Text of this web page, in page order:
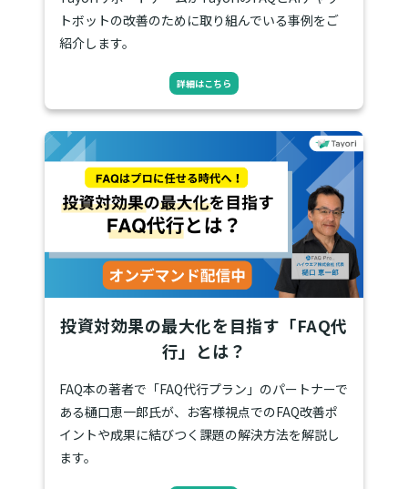
トボットの改善のために取り組んでいる事例をご
紹介します。
詳細はこちら
投資対効果の最大化を目指す「FAQ代
行」とは？
FAQ本の著者で「FAQ代行プラン」のパートナーで
ある樋口恵一郎氏が、お客様視点でのFAQ改善ポ
イントや成果に結びつく課題の解決方法を解説し
ます。